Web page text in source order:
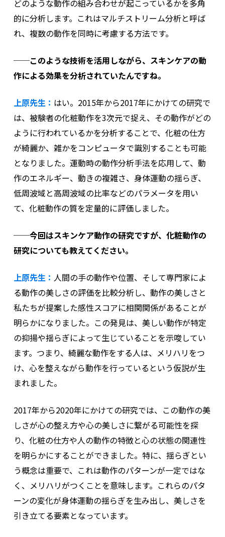
どのような動作の組み合わせが起こっているかを多角
的に分析します。これはマルチストリーム分析と呼ば
れ、複数の動作を同時に考慮する方法です。
──このような技術を活用しながら、スキンケアの動
作による効果を分析されていたんですね。
上原先生： はい。 2015年から2017年にかけての研究で
は、 被験者の化粧動作を3次元で捉え、その動作がどの
ように行われているかを分析することで、化粧の仕方
が綺麗か、雑かをコンピュータで識別することも可能
となりました。運動時の動作分析手法を応用して、動
作のエネルギー、動きの複雑さ、身体運動の揺らぎ、
低周波域と高周波域の比率などのパラメータを用い
て、化粧動作の質を定量的に評価しました。
──今回はスキンケア動作の研究ですが、化粧動作の
研究についても教えてください。
上原先生： 人間の手の動作や位置、そして専門家によ
る動作の美しさの評価を比較分析し、動作の美しさと
私たちが提案した感性スコアに相関関係があることが
明らかになりました。この発見は、美しい動作が特定
の抑揚や揺らぎによって生じていることを示唆してい
ます。つまり、綺麗な動作をする人は、メリハリをつ
け、心を整えながら動作を行っているという仮説が生
まれました。
2017年から2020年にかけての研究では、この動作の美
しさが心の整え方や心の美しさに繋がる可能性を探
り、化粧の仕方や人の動作の特徴と心の状態の関連性
を明らかにすることができました。特に、揺らぎとい
う概念は重要で、これは動作のパターンが一定ではな
く、メリハリがつくことを意味します。これらのパタ
ーンの変化が身体運動の揺らぎを生み出し、美しさを
引き立てる要素となっています。